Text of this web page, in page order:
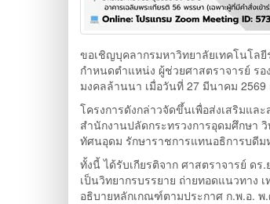
ขอเชิญบุคลากรมหาวิทยาลัยเทคโนโล
กำหนดตำแหน่ง ผู้ช่วยศาสตราจารย์ ร
มงคลล้านนา เมื่อวันที่ 27 มีนาคม
โครงการดังกล่าวจัดขึ้นเพื่อส่งเสริมแ
สำนักงานปลัดกระทรวงการอุดมศึกษา
ทัศนอุดม รักษาราชการแทนอธิการบดีม
ทั้งนี้ ได้รับเกียรติจาก ศาสตราจารย์ ด
เป็นวิทยากรบรรยาย ถ่ายทอดแนวทาง
อธิบายหลักเกณฑ์ตามประกาศ ก.พ.อ. พ.